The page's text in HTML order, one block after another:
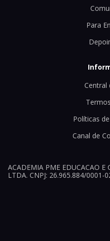
Para
Central
Políticas
Canal de
ACADEMIA PME EDUCACAO E
LTDA. CNPJ: 26.965.884/0001-